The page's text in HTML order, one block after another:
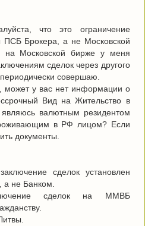
что это ограничение
ПСБ Брокера, а не Московской
на Московской бирже у меня
сделок через другого
совершаю.
может у вас нет информации о
Вид на Жительство в
валютным резидентом
в РФ лицом? Если
документы.
сделок установлен
а не Банком.
сделок на ММВБ